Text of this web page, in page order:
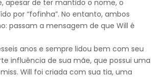
apesar de ter mantido o nome, o
por “fofinha”. No entanto, ambos
passam a mensagem de que Will é
anos e sempre lidou bem com seu
influência de sua mãe, que possui uma
Will foi criada com sua tia, uma